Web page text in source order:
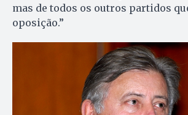
mas de todos os outros partidos
oposição.”